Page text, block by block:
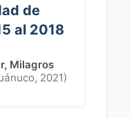
de
al 2018
Milagros
, 2021)